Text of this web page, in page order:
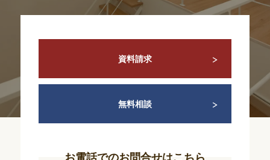
資料請求
無料相談
お電話でのお問合せはこちら